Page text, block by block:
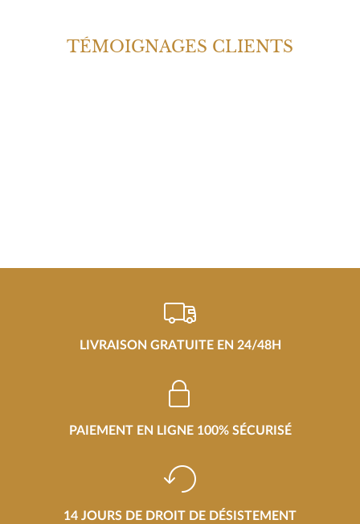
TÉMOIGNAGES CLIENTS
LIVRAISON GRATUITE EN 24/48H
PAIEMENT EN LIGNE 100% SÉCURISÉ
14 JOURS DE DROIT DE DÉSISTEMENT